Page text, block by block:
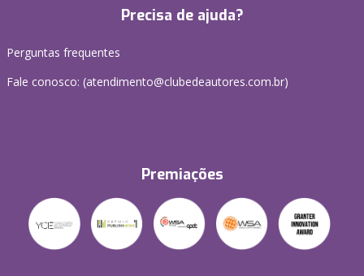
Precisa de ajuda?
Perguntas frequentes
Fale conosco: (atendimento@clubedeautores.com.br)
Premiações